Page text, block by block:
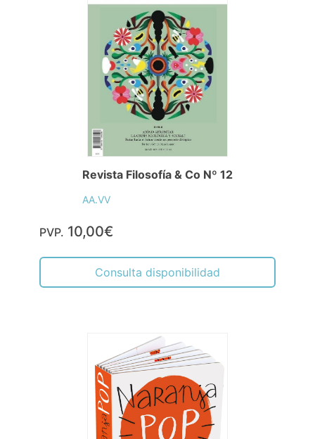
Revista Filosofía & Co Nº 12
AA.VV
PVP. 10,00€
Consulta disponibilidad